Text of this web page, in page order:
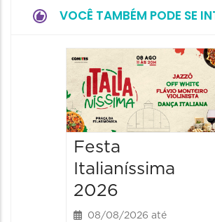
VOCÊ TAMBÉM PODE SE
Festa
Italianíssima
2026
08/08/2026 até